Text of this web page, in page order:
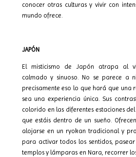
conocer otras culturas y vivir con
mundo ofrece.
JAPÓN
El misticismo de Japón atrapa al
calmado y sinuoso. No se parece a
precisamente eso lo que hará que una
sea una experiencia única. Sus
colorido en las diferentes estaciones
que estáis dentro de un sueño.
alojarse en un ryokan tradicional y
para activar todos los sentidos,
templos y lámparas en Nara, recorrer